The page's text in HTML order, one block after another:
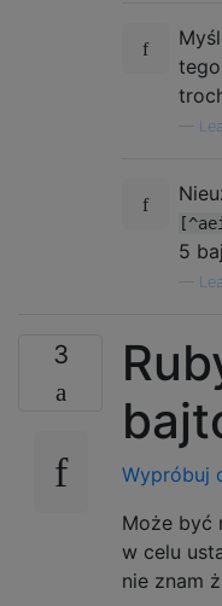
5
3
Wypróbuj
Może być
w celu
nie znam